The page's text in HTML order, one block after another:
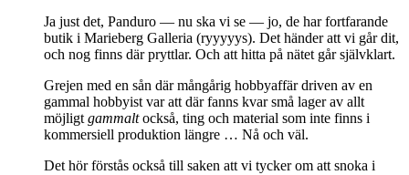
Ja just det, Panduro — nu ska vi se — jo, de har fortfarande
butik i Marieberg Galleria (ryyyyys). Det händer att vi går dit,
och nog finns där pryttlar. Och att hitta på nätet går självklart.
Grejen med en sån där mångårig hobbyaffär driven av en
gammal hobbyist var att där fanns kvar små lager av allt
möjligt gammaltockså, ting och material som inte finns i
kommersiell produktion längre … Nå och väl.
Det hör förstås också till saken att vi tycker om att snoka i